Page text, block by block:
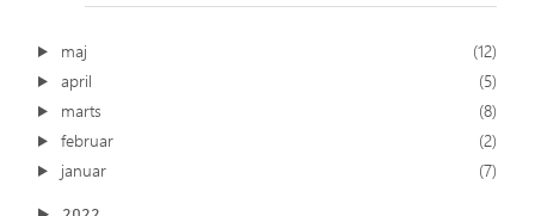
maj
(12)
april
(5)
marts
(8)
februar
(2)
januar
(7)